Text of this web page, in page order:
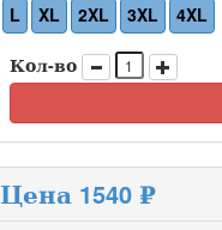
L XL 2XL 3XL 4XL
Кол-во
Цена 1540 ₽